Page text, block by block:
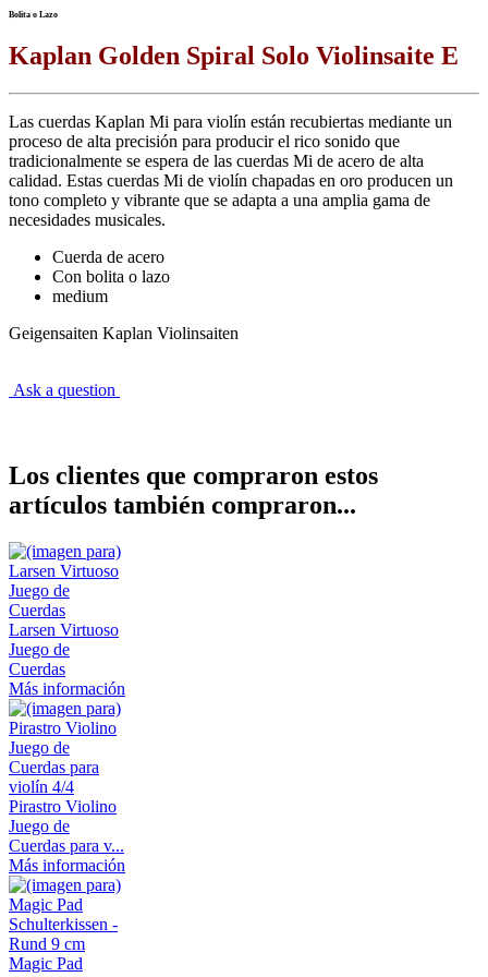
Bolita o Lazo
Kaplan Golden Spiral Solo Violinsaite E
Las cuerdas Kaplan Mi para violín están recubiertas mediante un
proceso de alta precisión para producir el rico sonido que
tradicionalmente se espera de las cuerdas Mi de acero de alta
calidad. Estas cuerdas Mi de violín chapadas en oro producen un
tono completo y vibrante que se adapta a una amplia gama de
necesidades musicales.
Cuerda de acero
Con bolita o lazo
medium
Geigensaiten Kaplan Violinsaiten
Ask a question
Los clientes que compraron estos
artículos también compraron...
Larsen Virtuoso
Juego de
Cuerdas
Más información
Pirastro Violino
Juego de
Cuerdas para v...
Más información
Magic Pad